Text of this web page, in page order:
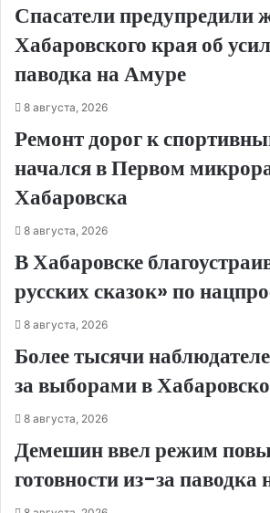
Спасатели предупредили
Хабаровского края об
паводка на Амуре
8 августа, 2026
Ремонт дорог к
начался в Первом
Хабаровска
8 августа, 2026
В Хабаровске
русских сказок» по
8 августа, 2026
Более тысячи
за выборами в
8 августа, 2026
Демешин ввел режим
готовности из-за